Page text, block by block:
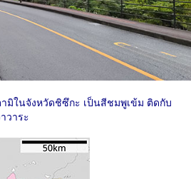
มิในจังหวัดชิซึกะ เป็นสีชมพูเข้ม ติดกับ
วาระ